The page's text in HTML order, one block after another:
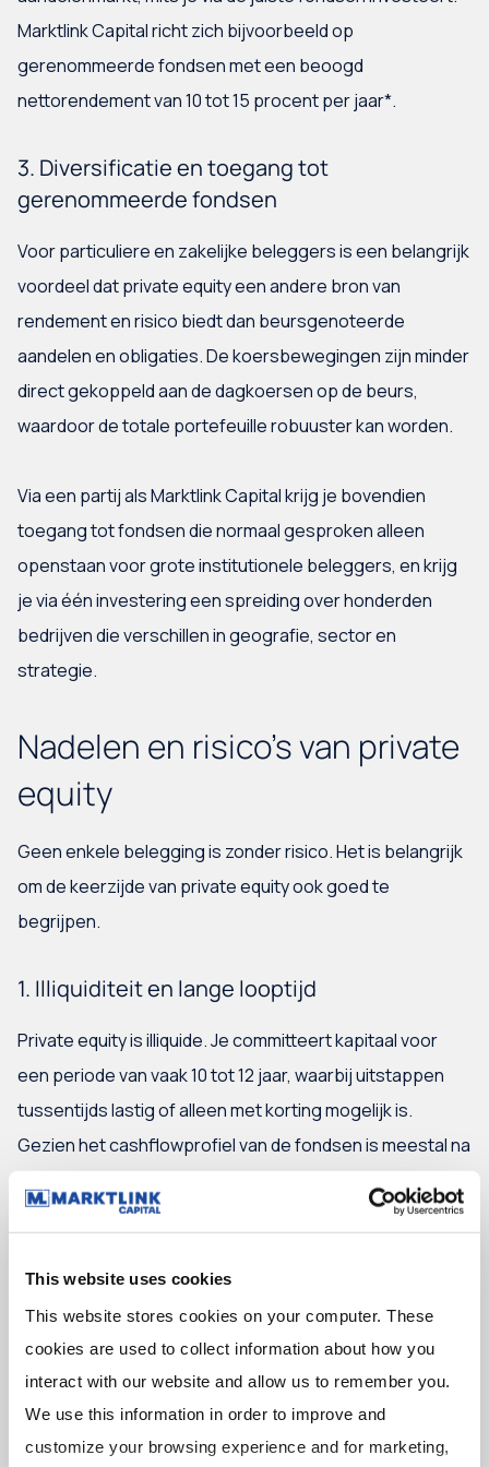
This website uses cookies
This website stores cookies on your computer. These
cookies are used to collect information about how you
interact with our website and allow us to remember you.
We use this information in order to improve and
customize your browsing experience and for marketing,
Marktlink Capital richt zich bijvoorbeeld op
gerenommeerde fondsen met een beoogd
nettorendement van 10 tot 15 procent per jaar*.
3. Diversificatie en toegang tot
gerenommeerde fondsen
Voor particuliere en zakelijke beleggers is een belangrijk
voordeel dat private equity een andere bron van
rendement en risico biedt dan beursgenoteerde
aandelen en obligaties. De koersbewegingen zijn minder
direct gekoppeld aan de dagkoersen op de beurs,
waardoor de totale portefeuille robuuster kan worden.
Via een partij als Marktlink Capital krijg je bovendien
toegang tot fondsen die normaal gesproken alleen
openstaan voor grote institutionele beleggers, en krijg
je via één investering een spreiding over honderden
bedrijven die verschillen in geografie, sector en
strategie.
Nadelen en risico's van private
equity
Geen enkele belegging is zonder risico. Het is belangrijk
om de keerzijde van private equity ook goed te
begrijpen.
1. Illiquiditeit en lange looptijd
Private equity is illiquide. Je committeert kapitaal voor
een periode van vaak 10 tot 12 jaar, waarbij uitstappen
tussentijds lastig of alleen met korting mogelijk is.
Gezien het cashflowprofiel van de fondsen is meestal na
een private-equitypartij aan boord haalt, werk je toe naar
een toekomstige exit. Dat kan verkoop aan een andere
investeerder, een strategische koper of een beursgang
zijn. Deze "exit-druk" hoort bij het model en moet
passen bij jouw persoonlijke en zakelijke plannen.